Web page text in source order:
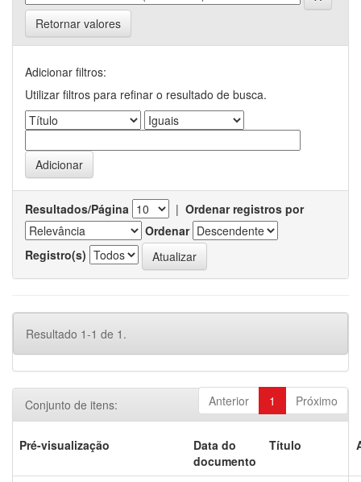
Retornar valores
Adicionar filtros:
Utilizar filtros para refinar o resultado de busca.
Resultados/Página | Ordenar registros por
Ordenar
Registro(s)
Resultado 1-1 de 1.
Anterior 1 Próximo
Conjunto de itens:
Pré-visualização
Data do
documento
Título